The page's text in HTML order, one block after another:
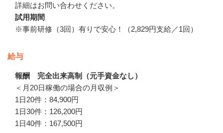
詳細はお問い合わせください。
試用期間
※事前研修（3回）有りで安心！（2,829円支給／1回）
給与
報酬 完全出来高制（元手資金なし）
＜月20日稼働の場合の月収例＞
1日20件：84,900円
1日30件：126,200円
1日40件：167,500円